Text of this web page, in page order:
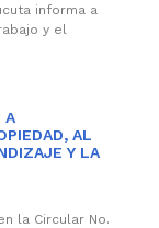
informa a
y el
A
AL
Y LA
la Circular No.